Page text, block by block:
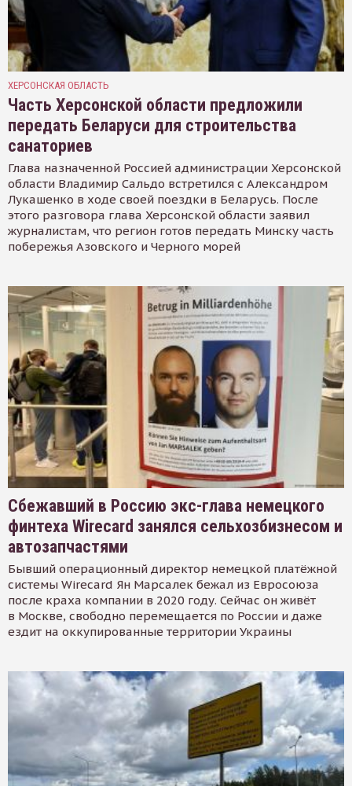
ХЕРСОНСКАЯ ОБЛАСТЬ
Часть Херсонской области предложили
передать Беларуси для строительства
санаториев
Глава назначенной Россией администрации Херсонской
области Владимир Сальдо встретился с Александром
Лукашенко в ходе своей поездки в Беларусь. После
этого разговора глава Херсонской области заявил
журналистам, что регион готов передать Минску часть
побережья Азовского и Черного морей
Сбежавший в Россию экс-глава немецкого
финтеха Wirecard занялся сельхозбизнесом и
автозапчастями
Бывший операционный директор немецкой платёжной
системы Wirecard Ян Марсалек бежал из Евросоюза
после краха компании в 2020 году. Сейчас он живёт
в Москве, свободно перемещается по России и даже
ездит на оккупированные территории Украины